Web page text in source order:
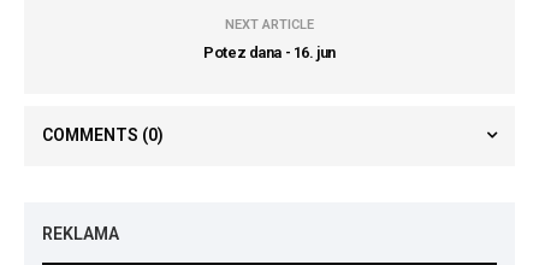
NEXT ARTICLE
Potez dana - 16. jun
COMMENTS (0)
REKLAMA